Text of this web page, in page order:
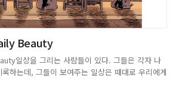
Beauty
일상을 그리는 사람들이 있다. 그들은 각자 나
하는데, 그들이 보여주는 일상은 때대로 우리에게